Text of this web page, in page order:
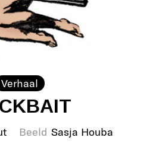
Verhaal
Beeld Sasja Houba